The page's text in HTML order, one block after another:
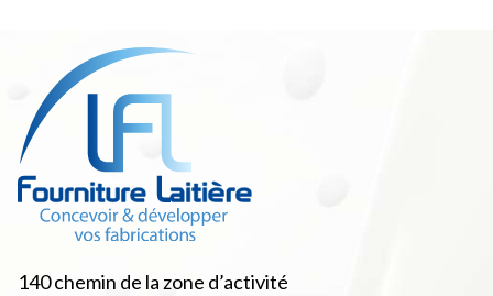
140 chemin de la zone d’activité